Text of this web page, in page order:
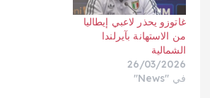
غاتوزو يحذر لاعبي إيطاليا
من الاستهانة بآيرلندا
الشمالية
26/03/2026
في "News"